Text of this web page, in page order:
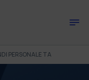
PERSONALE TA